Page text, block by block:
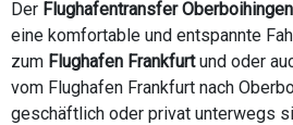
Der Flughafentransfer
eine komfortable und entspannte
zum Flughafen Frankfurtund oder
vom Flughafen Frankfurt nach
geschäftlich oder privat unterwegs